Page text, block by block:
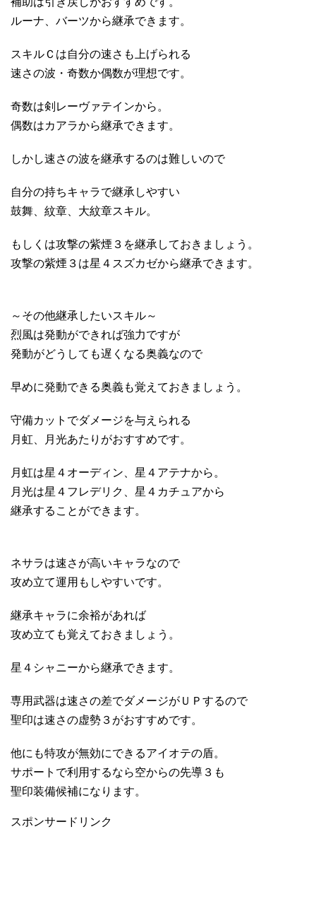
ルーナ、バーツから継承できます。
スキルＣは自分の速さも上げられる
速さの波・奇数か偶数が理想です。
奇数は剣レーヴァテインから。
偶数はカアラから継承できます。
しかし速さの波を継承するのは難しいので
自分の持ちキャラで継承しやすい
鼓舞、紋章、大紋章スキル。
もしくは攻撃の紫煙３を継承しておきましょう。
攻撃の紫煙３は星４スズカゼから継承できます。
～その他継承したいスキル～
烈風は発動ができれば強力ですが
発動がどうしても遅くなる奥義なので
早めに発動できる奥義も覚えておきましょう。
守備カットでダメージを与えられる
月虹、月光あたりがおすすめです。
月虹は星４オーディン、星４アテナから。
月光は星４フレデリク、星４カチュアから
継承することができます。
ネサラは速さが高いキャラなので
攻め立て運用もしやすいです。
継承キャラに余裕があれば
攻め立ても覚えておきましょう。
星４シャニーから継承できます。
専用武器は速さの差でダメージがＵＰするので
聖印は速さの虚勢３がおすすめです。
他にも特攻が無効にできるアイオテの盾。
サポートで利用するなら空からの先導３も
聖印装備候補になります。
スポンサードリンク